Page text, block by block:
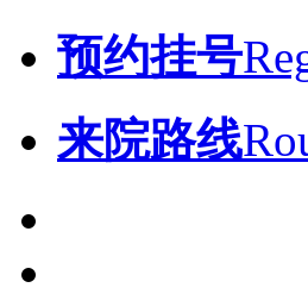
预约挂号
来院路线